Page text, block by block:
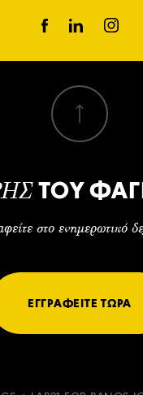
ΤΟΥ
στο ενημερωτικό
ΕΓΓΡΑΦΕΙΤΕ ΤΩΡΑ